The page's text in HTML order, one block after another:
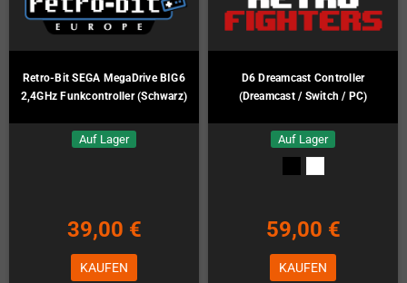
Retro-Bit SEGA MegaDrive BIG6
2,4GHz Funkcontroller (Schwarz)
Auf Lager
39,00 €
KAUFEN
D6 Dreamcast Controller
(Dreamcast / Switch / PC)
Auf Lager
59,00 €
KAUFEN